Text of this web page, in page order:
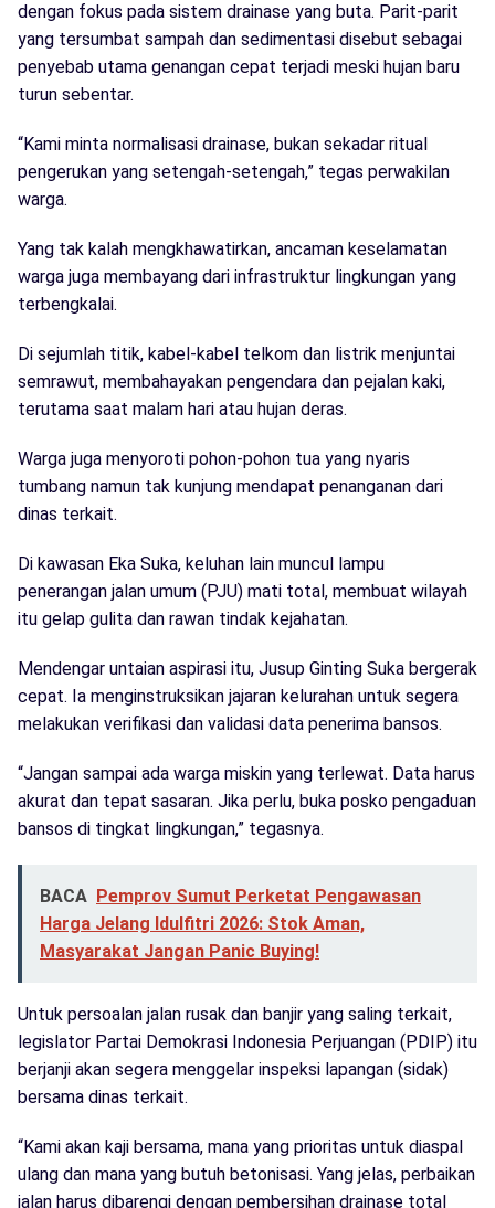
dengan fokus pada sistem drainase yang buta. Parit-parit
yang tersumbat sampah dan sedimentasi disebut sebagai
penyebab utama genangan cepat terjadi meski hujan baru
turun sebentar.
“Kami minta normalisasi drainase, bukan sekadar ritual
pengerukan yang setengah-setengah,” tegas perwakilan
warga.
Yang tak kalah mengkhawatirkan, ancaman keselamatan
warga juga membayang dari infrastruktur lingkungan yang
terbengkalai.
Di sejumlah titik, kabel-kabel telkom dan listrik menjuntai
semrawut, membahayakan pengendara dan pejalan kaki,
terutama saat malam hari atau hujan deras.
Warga juga menyoroti pohon-pohon tua yang nyaris
tumbang namun tak kunjung mendapat penanganan dari
dinas terkait.
Di kawasan Eka Suka, keluhan lain muncul lampu
penerangan jalan umum (PJU) mati total, membuat wilayah
itu gelap gulita dan rawan tindak kejahatan.
Mendengar untaian aspirasi itu, Jusup Ginting Suka bergerak
cepat. Ia menginstruksikan jajaran kelurahan untuk segera
melakukan verifikasi dan validasi data penerima bansos.
“Jangan sampai ada warga miskin yang terlewat. Data harus
akurat dan tepat sasaran. Jika perlu, buka posko pengaduan
bansos di tingkat lingkungan,” tegasnya.
BACA Pemprov Sumut Perketat Pengawasan
Harga Jelang Idulfitri 2026: Stok Aman,
Masyarakat Jangan Panic Buying!
Untuk persoalan jalan rusak dan banjir yang saling terkait,
legislator Partai Demokrasi Indonesia Perjuangan (PDIP) itu
berjanji akan segera menggelar inspeksi lapangan (sidak)
bersama dinas terkait.
“Kami akan kaji bersama, mana yang prioritas untuk diaspal
ulang dan mana yang butuh betonisasi. Yang jelas, perbaikan
jalan harus dibarengi dengan pembersihan drainase total